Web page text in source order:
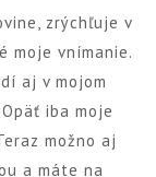
zrýchľuje v
moje vnímanie.
aj v mojom
iba moje
možno aj
a máte na